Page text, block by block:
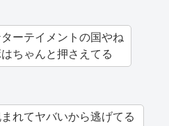
ーテイメントの国やね
ちゃんと押さえてる
れてヤバいから逃げてる